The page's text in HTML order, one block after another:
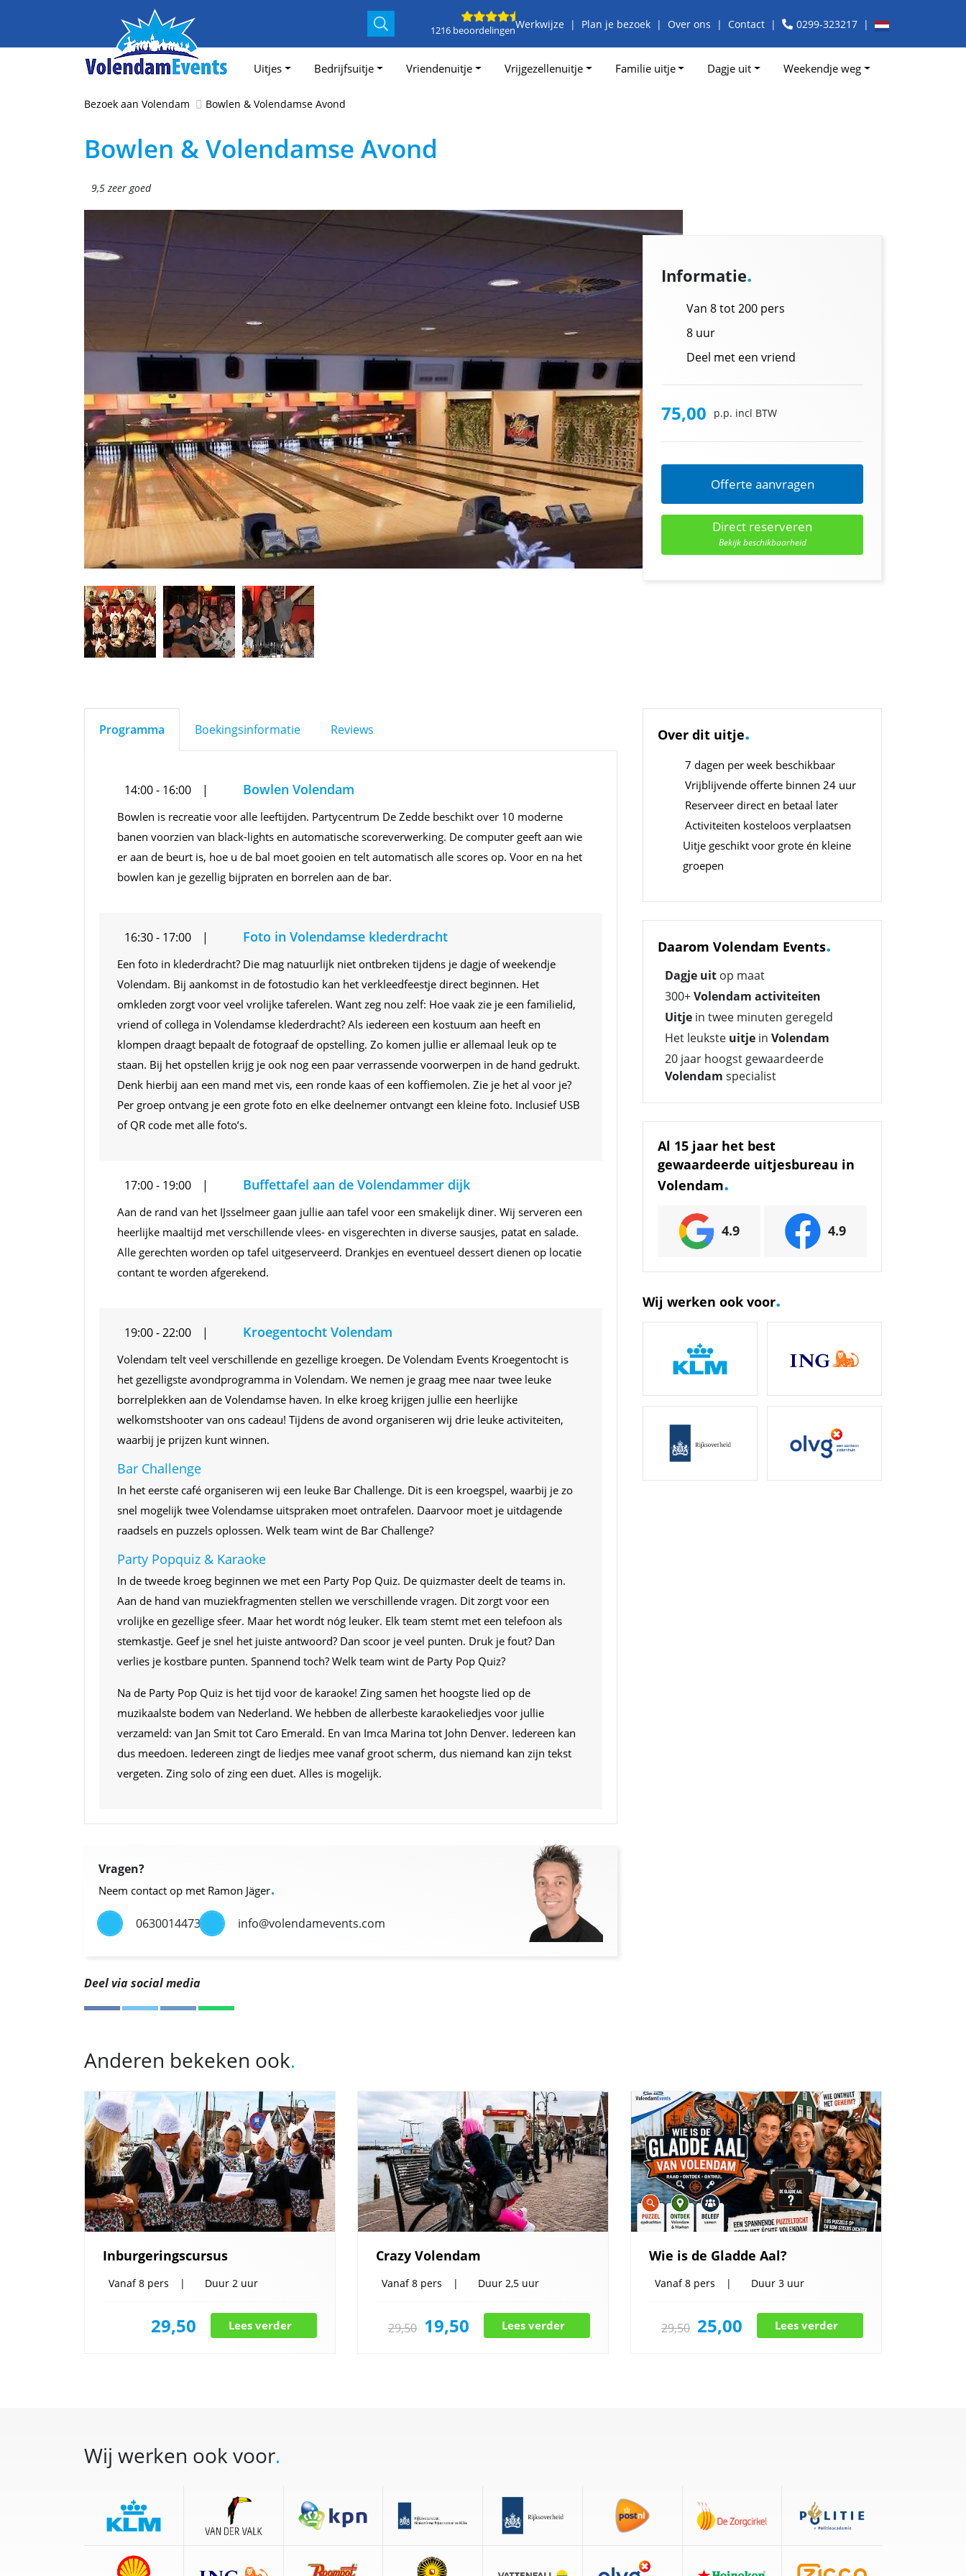
1216 beoordelingenWerkwijze Plan je bezoek Over ons Contact 0299-323217
Uitjes Bedrijfsuitje Vriendenuitje Vrijgezellenuitje Familie uitje Dagje uit Weekendje weg
Bezoek aan Volendam Bowlen & Volendamse Avond
Bowlen & Volendamse Avond
9,5 zeer goed
Informatie.
Van 8 tot 200 pers
8 uur
Deel met een vriend
75,00 p.p. incl BTW
Offerte aanvragen
Direct reserveren
Bekijk beschikbaarheid
Programma Boekingsinformatie Reviews
14:00 - 16:00 Bowlen Volendam
Bowlen is recreatie voor alle leeftijden. Partycentrum De Zedde beschikt over 10 moderne
banen voorzien van black-lights en automatische scoreverwerking. De computer geeft aan wie
er aan de beurt is, hoe u de bal moet gooien en telt automatisch alle scores op. Voor en na het
bowlen kan je gezellig bijpraten en borrelen aan de bar.
16:30 - 17:00 Foto in Volendamse klederdracht
Een foto in klederdracht? Die mag natuurlijk niet ontbreken tijdens je dagje of weekendje
Volendam. Bij aankomst in de fotostudio kan het verkleedfeestje direct beginnen. Het
omkleden zorgt voor veel vrolijke taferelen. Want zeg nou zelf: Hoe vaak zie je een familielid,
vriend of collega in Volendamse klederdracht? Als iedereen een kostuum aan heeft en
klompen draagt bepaalt de fotograaf de opstelling. Zo komen jullie er allemaal leuk op te
staan. Bij het opstellen krijg je ook nog een paar verrassende voorwerpen in de hand gedrukt.
Denk hierbij aan een mand met vis, een ronde kaas of een koffiemolen. Zie je het al voor je?
Per groep ontvang je een grote foto en elke deelnemer ontvangt een kleine foto. Inclusief USB
of QR code met alle foto’s.
17:00 - 19:00 Buffettafel aan de Volendammer dijk
Aan de rand van het IJsselmeer gaan jullie aan tafel voor een smakelijk diner. Wij serveren een
heerlijke maaltijd met verschillende vlees- en visgerechten in diverse sausjes, patat en salade.
Alle gerechten worden op tafel uitgeserveerd. Drankjes en eventueel dessert dienen op locatie
contant te worden afgerekend.
19:00 - 22:00 Kroegentocht Volendam
Volendam telt veel verschillende en gezellige kroegen. De Volendam Events Kroegentocht is
het gezelligste avondprogramma in Volendam. We nemen je graag mee naar twee leuke
borrelplekken aan de Volendamse haven. In elke kroeg krijgen jullie een heerlijke
welkomstshooter van ons cadeau! Tijdens de avond organiseren wij drie leuke activiteiten,
waarbij je prijzen kunt winnen.
Bar Challenge
In het eerste café organiseren wij een leuke Bar Challenge. Dit is een kroegspel, waarbij je zo
snel mogelijk twee Volendamse uitspraken moet ontrafelen. Daarvoor moet je uitdagende
raadsels en puzzels oplossen. Welk team wint de Bar Challenge?
Party Popquiz & Karaoke
In de tweede kroeg beginnen we met een Party Pop Quiz. De quizmaster deelt de teams in.
Aan de hand van muziekfragmenten stellen we verschillende vragen. Dit zorgt voor een
vrolijke en gezellige sfeer. Maar het wordt nóg leuker. Elk team stemt met een telefoon als
stemkastje. Geef je snel het juiste antwoord? Dan scoor je veel punten. Druk je fout? Dan
verlies je kostbare punten. Spannend toch? Welk team wint de Party Pop Quiz?
Na de Party Pop Quiz is het tijd voor de karaoke! Zing samen het hoogste lied op de
muzikaalste bodem van Nederland. We hebben de allerbeste karaokeliedjes voor jullie
verzameld: van Jan Smit tot Caro Emerald. En van Imca Marina tot John Denver. Iedereen kan
dus meedoen. Iedereen zingt de liedjes mee vanaf groot scherm, dus niemand kan zijn tekst
vergeten. Zing solo of zing een duet. Alles is mogelijk.
Vragen?
Neem contact op met Ramon Jäger.
0630014473 info@volendamevents.com
Deel via social media
Over dit uitje.
7 dagen per week beschikbaar
Vrijblijvende offerte binnen 24 uur
Reserveer direct en betaal later
Activiteiten kosteloos verplaatsen
Uitje geschikt voor grote én kleine
groepen
Daarom Volendam Events.
Dagje uit op maat
300+Volendam activiteiten
Uitje in twee minuten geregeld
Het leukste uitje in Volendam
20 jaar hoogst gewaardeerde
Volendam specialist
Al 15 jaar het best
gewaardeerde uitjesbureau in
Volendam.
4.9 4.9
Wij werken ook voor.
Anderen bekeken ook.
Inburgeringscursus
Vanaf8 pers Duur 2 uur
29,50 Lees verder
Crazy Volendam
Vanaf8 pers Duur 2,5 uur
29,50 19,50 Lees verder
Wie is de Gladde Aal?
Vanaf8 pers Duur 3 uur
29,50 25,00 Lees verder
Wij werken ook voor.